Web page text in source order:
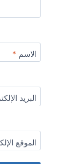
الاسم *
البريد
الموقع